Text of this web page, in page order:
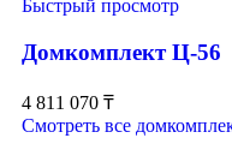
Быстрый просмотр
Домкомплект Ц-56
4 811 070 ₸
Смотреть все